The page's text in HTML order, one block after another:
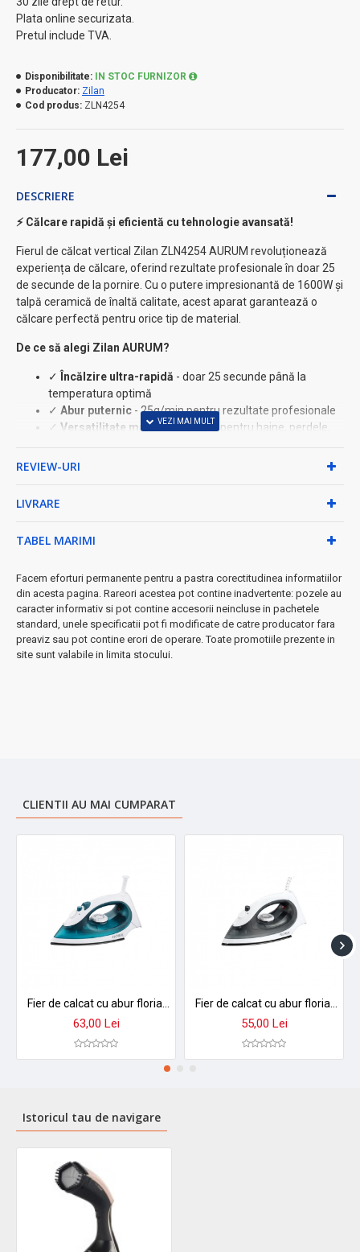
Plata online securizata.
Pretul include TVA.
177,00 Lei
Disponibilitate:
IN STOC FURNIZOR
Producator: Zilan
Cod produs: ZLN4254
DESCRIERE
⚡ Călcare rapidă și eficientă cu tehnologie avansată!
Fierul de călcat vertical Zilan ZLN4254 AURUM revoluționează
experiența de călcare, oferind rezultate profesionale în doar 25
de secunde de la pornire. Cu o putere impresionantă de 1600W și
talpă ceramică de înaltă calitate, acest aparat garantează o
călcare perfectă pentru orice tip de material.
De ce să alegi Zilan AURUM?
✓ Încălzire ultra-rapidă - doar 25 secunde până la
temperatura optimă
✓ Abur puternic - 25g/min pentru rezultate profesionale
✓ Versatilitate maximă- perfect pentru haine, perdele,
✓ Ecran LED multifuncțional
✓
- pentru materiale delicate și dificile
★ Caracteristici premium:
• Funcție ECO (10g/min) pentru economie de energie
• Sistem anti-picurare și anti-alunecare
• Rotire cablu 360° pentru manevrabilitate optimă
• Funcție uscare pentru finisaje perfecte
Beneficii garantate:Călcare fără efort direct pe umeraș,
REVIEW-URI
LIVRARE
TABEL MARIMI
Facem eforturi permanente pentru a pastra corectitudinea informatiilor
din acesta pagina. Rareori acestea pot contine inadvertente: pozele au
caracter informativ si pot contine accesorii neincluse in pachetele
standard, unele specificatii pot fi modificate de catre producator fara
preaviz sau pot contine erori de operare. Toate promotiile prezente in
site sunt valabile in limita stocului.
CLIENTII AU MAI CUMPARAT
63,00 Lei 55,00 Lei
Istoricul tau de navigare